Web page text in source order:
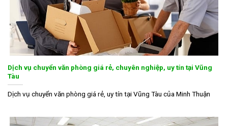
Dịch vụ chuyển văn phòng giá rẻ, chuyên nghiệp, uy tín tại Vũng
Tàu
Dịch vụ chuyển văn phòng giá rẻ, uy tín tại Vũng Tàu của Minh Thuận